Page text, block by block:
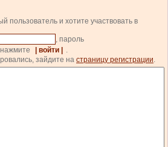
пользователь и хотите участвовать в
, пароль
| войти |
.
зайдите на страницу регистрации.